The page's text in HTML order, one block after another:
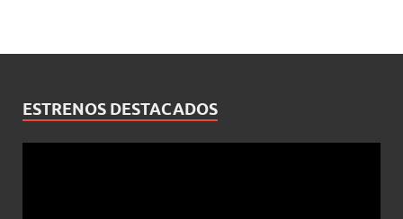
ESTRENOS DESTACADOS